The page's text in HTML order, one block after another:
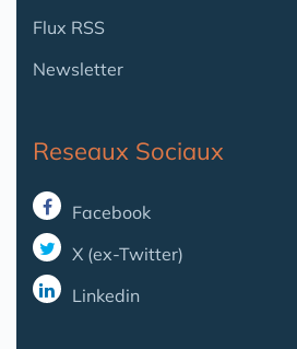
Flux RSS
Newsletter
Reseaux Sociaux
Facebook
X (ex-Twitter)
Linkedin